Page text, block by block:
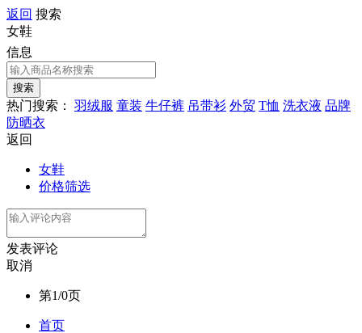
返回 搜索
女鞋
信息
热门搜索： 羽绒服 童装 牛仔裤 吊带衫 外贸 T恤 洗衣液 品牌
防晒衣
返回
女鞋
价格筛选
发表评论
取消
第1/0页
首页